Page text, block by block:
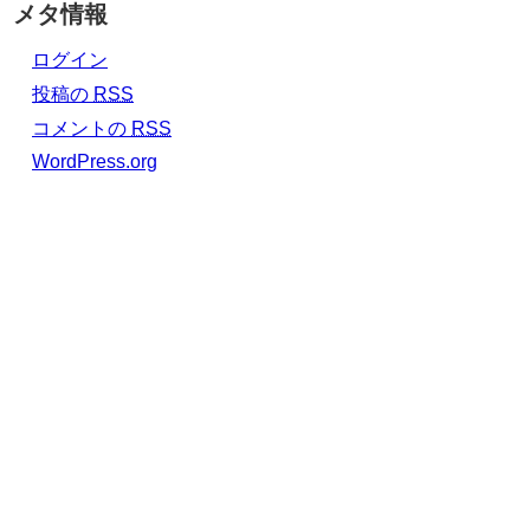
メタ情報
ログイン
投稿の RSS
コメントの RSS
WordPress.org